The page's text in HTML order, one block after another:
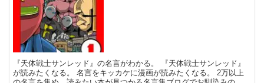
『天体戦士サンレッド』の名言がわかる。 『天体戦士サンレッド』
が読みたくなる。 名言をキッカケに漫画が読みたくなる。 2万以上